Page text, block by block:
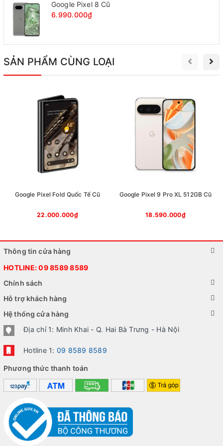
Cụm 3 camera sau của Pixel 7 Pro
Micro phụ và khay sim được đặt ở cạnh trên của máy. Thiết
kế khe cắm sạc USB - C và 2 màng tản nhiệt được đặt tại
cạnh dưới.
Cổng sạc USB - C và 2 màng tản nhiệt được đặt tại cạnh
Vị trí nút tăng giảm âm lượng và nút nguồn của điện thoại
Tuy nhiên thiết kế này lại mang đến một lợi ích khá bất ngờ
cho các bạn khi selfie, đặc biệt là khi chụp ảnh bằng 1 tay.
Dù bạn dùng tay phải hay tay trái để thao tác thì vị trí nút
Google Pixel 8 Cũ
6.990.000₫
SẢN PHẨM CÙNG LOẠI
Google Pixel Fold Quốc Tế Cũ
22.000.000₫
Google Pixel 9 Pro XL 512GB Cũ
18.590.000₫
Thông tin cửa hàng
HOTLINE:09 8589 8589
Chính sách
Hỗ trợ khách hàng
Hệ thống cửa hàng
Địa chỉ 1: Minh Khai - Q. Hai Bà Trưng - Hà Nội
Hotline 1: 09 8589 8589
Phương thức thanh toán